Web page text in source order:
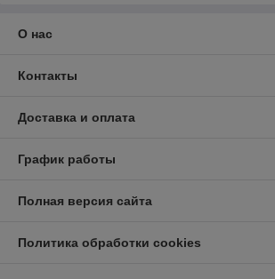
О нас
Контакты
Доставка и оплата
График работы
Полная версия сайта
Политика обработки cookies